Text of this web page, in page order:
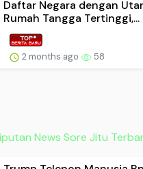
Daftar Negara dengan
Rumah Tangga Tertinggi,...
2 months ago 58
News Sore Jitu